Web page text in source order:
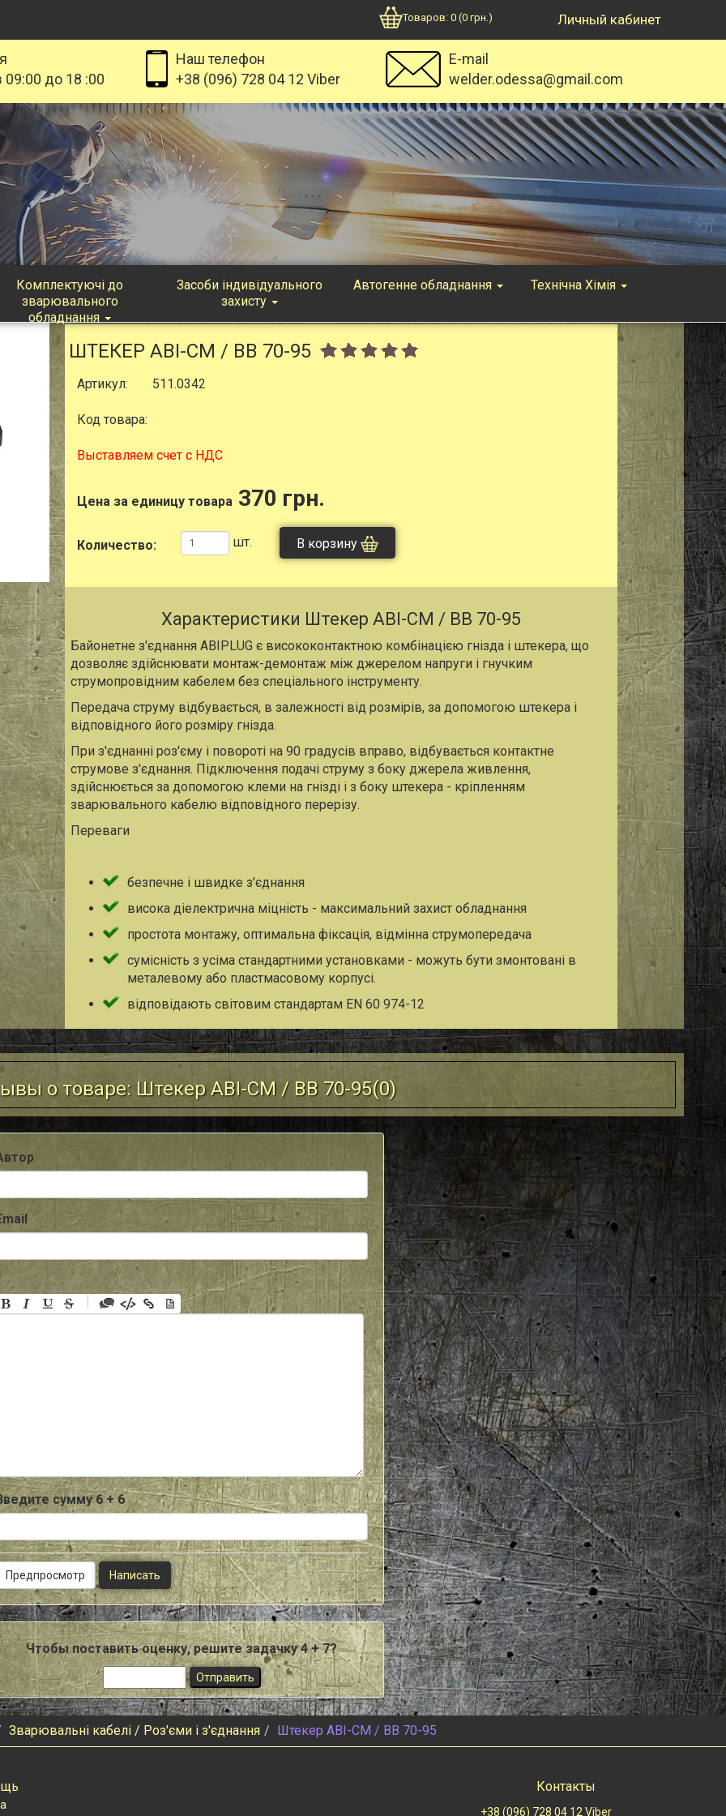
Личный кабинет
Товаров: 0 (0 грн.)
09:00 до 18 :00
Наш телефон
+38 (096) 728 04 12 Viber
E-mail
welder.odessa@gmail.com
Комплектуючі до
зварювального
обладнання
Засоби індивідуального
захисту
Автогенне обладнання Технічна Хімія
ШТЕКЕР ABI-CM / BB 70-95
Артикул: 511.0342
Код товара:
Выставляем счет с НДС
Цена за единицу товара 370 грн.
Количество: шт. В корзину
Характеристики Штекер ABI-CM / BB 70-95
Байонетне з'єднання ABIPLUG є висококонтактною комбінацією гнізда і штекера, що
дозволяє здійснювати монтаж-демонтаж між джерелом напруги і гнучким
струмопровідним кабелем без спеціального інструменту.
Передача струму відбувається, в залежності від розмірів, за допомогою штекера і
відповідного його розміру гнізда.
При з'єднанні роз'єму і повороті на 90 градусів вправо, відбувається контактне
струмове з'єднання. Підключення подачі струму з боку джерела живлення,
здійснюється за допомогою клеми на гнізді і з боку штекера - кріпленням
зварювального кабелю відповідного перерізу.
Переваги
безпечне і швидке з'єднання
висока діелектрична міцність - максимальний захист обладнання
простота монтажу, оптимальна фіксація, відмінна струмопередача
сумісність з усіма стандартними установками - можуть бути змонтовані в
металевому або пластмасовому корпусі.
відповідають світовим стандартам EN 60 974-12
о товаре: Штекер ABI-CM / BB 70-95(0)
-
-
сумму 6 + 6
Чтобы поставить оценку, решите задачку 4 + 7?
Зварювальні кабелі / Роз'єми і з'єднання Штекер ABI-CM / BB 70-95
Контакты
+38 (096) 728 04 12 Viber